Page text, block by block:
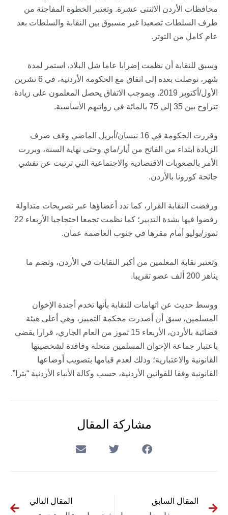
محافظات الأردن الاثنتى عشرة. وتعتبر الخطوة المفاجئة من
طرف السلطات تصعيدا غير مسبوق بين النقابة والسلطات بعد
عام كامل من التوتر.
وسبق للنقابة أن نظمت إضرابا عاما شل البلاد، استمر لمدة
شهر، توصلت بعده إلى اتفاق مع الحكومة الأردنية، في 6 تشرين
الأول/أكتوبر 2019. وبموجب الاتفاق يحصل المعلمون على زيادة
تتراوح بين 35 إلى 75 بالمائة في رواتبهم الأساسية.
وقررت الحكومة في 16 نيسان/أبريل الماضي وقف صرف
الزيادة ابتداء من الفاتح من أيار/ماي وحتى نهاية السنة، وبررت
الأمر بالصعوبات الاقتصادية والاجتماعية التي ترتبت عن تفشي
جائحة كورونا بالأردن.
ورفضت النقابة القرار، كما ندد أعضاؤها عبر تصريحات متداولة
رفضوا فيها بشدة التدبير؛ كما نظمت تجمعا احتجاجيا الأربعاء 22
تموز/يوليو أمام مقرها في جنوب العاصمة عمان.
وتعتبر نقابة المعلمين من أكبر النقابات في الأردن، وتضم ما
يناهز 200 ألف عضو تقريبا.
ووسط حديث عن اتهامات للنقابة بأنها تخدم أجندة الإخوان
المسلمين، سبق أن أصدرت محكمة التمييز، وهي أعلى هيئة
قضائية بالأردن، الأربعاء 15 تموز من العام الجاري، قرارا يقضي
باعتبار جماعة الإخوان المسلمين منحلة وفاقدة لشخصيتها
القانونية والاعتبارية؛ وذلك لعدم قيامها بتصويب أوضاعها
القانونية وفقا للقوانين الأردنية، حسب وكالة الأنباء الأردنية “بترا”.
مشاركة المقال
المقال السابق المقال التالي